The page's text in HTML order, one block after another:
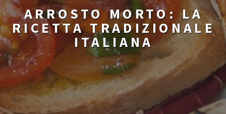
ARROSTO MORTO: LA
RICETTA TRADIZIONALE
ITALIANA